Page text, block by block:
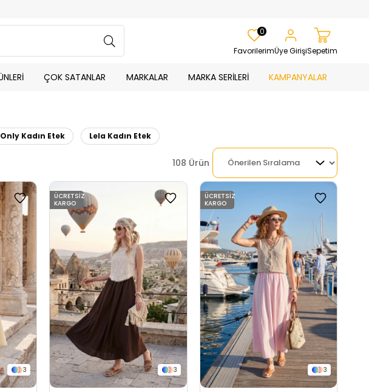
Favorilerim
0
Üye GirişiSepetim
ÇOK SATANLAR MARKALAR MARKA SERİLERİ KAMPANYALAR
Only Kadın Etek Lela Kadın Etek
108 Ürün
3 3
ÜCRETSIZ
KARGO
3
ÜCRETSIZ
KARGO